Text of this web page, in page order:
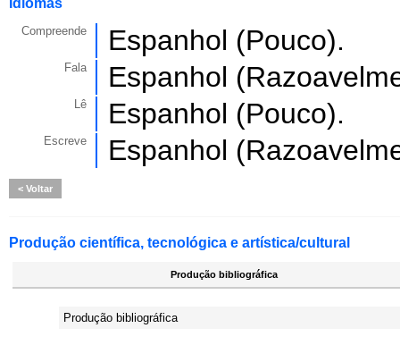
Idiomas
Compreende Espanhol (Pouco).
Fala Espanhol
Lê Espanhol (Pouco).
Escreve Espanhol
Voltar
Produção científica, tecnológica e artística/cultural
Produção bibliográfica
Produção bibliográfica